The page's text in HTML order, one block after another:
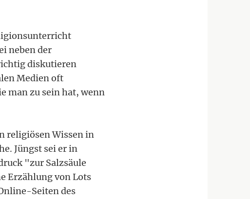
neben der
diskutieren
Medien oft
man zu sein hat, wenn
religiösen Wissen in
Jüngst sei er in
"zur Salzsäule
Erzählung von Lots
Seiten des